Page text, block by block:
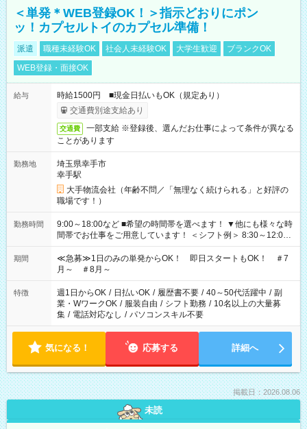
＜単発＊WEB登録OK！＞指示どおりにポン
ッ！カプセルトイのカプセル準備！
派遣 職種未経験OK 社会人未経験OK 大学生歓迎
ブランクOK
WEB登録・面接OK
給与
時給1500円 ■現金日払いもOK（規定あり）
交通費別途支給あり
交通費
一部支給 ※登録後、選んだお仕事によって条件が異なる
ことがあります
勤務地
埼玉県幸手市
幸手駅
大手物流会社（年齢不問／「無理なく続けられる」と好評の
職場です！）
勤務時間
9:00～18:00など ■希望の時間帯を選べます！ ▼他にも様々な時
間帯でお仕事をご用意しています！ ＜シフト例＞ 8:30～12:00
17:00～22:00 13:00～22:00 22:00～翌6:00 など
期間
≪急募≫1日のみの単発からOK！ 即日スタートもOK！ ＃7
月～ ＃8月～
特徴 週1日からOK / 日払いOK / 履歴書不要 / 40～50代活躍中 / 副
業・WワークOK / 服装自由 / シフト勤務 / 10名以上の大量募
集 / 電話対応なし / パソコンスキル不要
気になる！ 応募する 詳細へ
掲載日：2026.08.06
未読